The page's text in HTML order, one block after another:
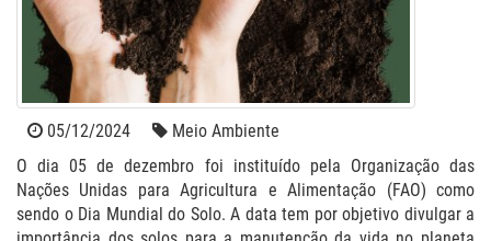
05/12/2024
Meio Ambiente
O dia 05 de dezembro foi instituído pela Organização das
Nações Unidas para Agricultura e Alimentação (FAO) como
sendo o Dia Mundial do Solo. A data tem por objetivo divulgar a